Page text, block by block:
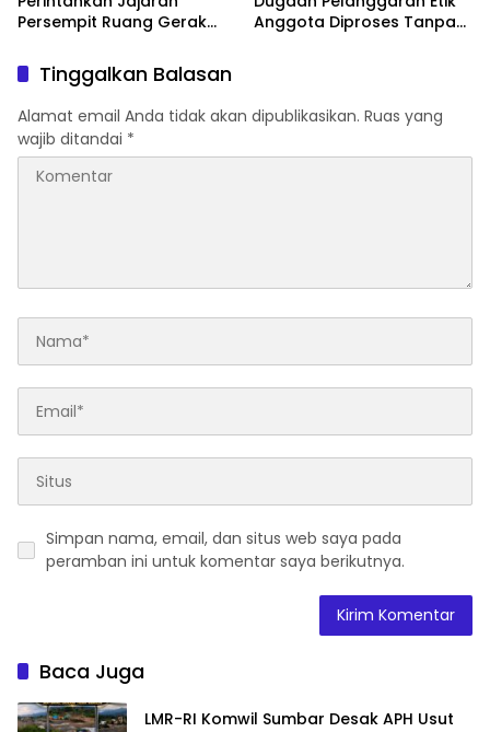
Persempit Ruang Gerak
Pasaman Barat
Anggota Diproses Tanpa
Tinggalkan Balasan
Alamat email Anda tidak akan dipublikasikan. Ruas yang
wajib ditandai *
Simpan nama, email, dan situs web saya pada
peramban ini untuk komentar saya berikutnya.
Baca Juga
LMR-RI Komwil Sumbar Desak APH Usut